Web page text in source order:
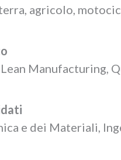
agricolo,
Manufacturing,
e dei Materiali,